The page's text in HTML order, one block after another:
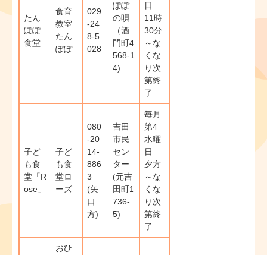
たん
ぽぽ
食堂
食育
教室
たん
ぽぽ
029
-24
8-5
028
ぽぽ
の唄
（酒
門町4
568-1
4)
日
11時
30分
～な
くな
り次
第終
了
子ど
も食
堂「R
ose」
子ど
も食
堂ロ
ーズ
080
-20
14-
886
3
(矢
口
方)
吉田
市民
セン
ター
(元吉
田町1
736-
5)
毎月
第4
水曜
日
夕方
～な
くな
り次
第終
了
おひ